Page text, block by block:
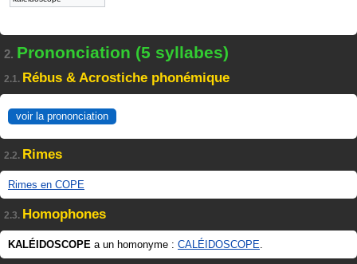
2. Prononciation (5 syllabes)
2.1. Rébus & Acrostiche phonémique
voir la prononciation
2.2. Rimes
Rimes en COPE
2.3. Homophones
KALÉIDOSCOPE a un homonyme : CALÉIDOSCOPE.